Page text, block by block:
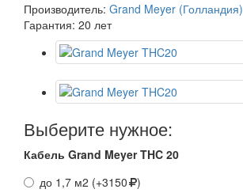
Производитель: Grand Meyer (Голландия)
Гарантия: 20 лет
Выберите нужное:
Кабель Grand Meyer THC 20
до 1,7 м2 (+3150
)